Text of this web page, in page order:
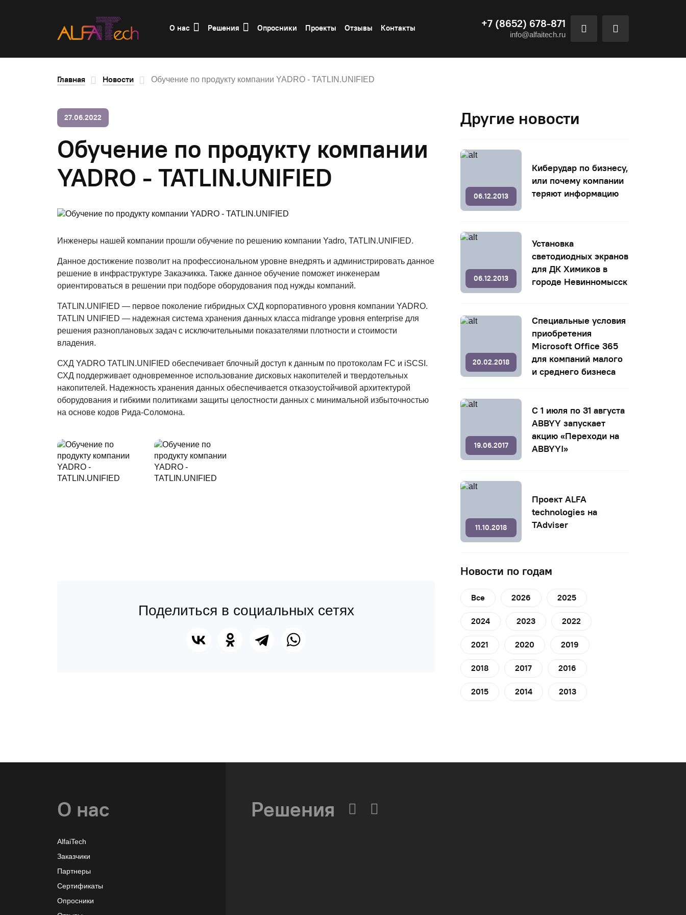
О нас Решения Опросники Проекты Отзывы Контакты +7 (8652) 678-871
info@alfaitech.ru
Главная Новости Обучение по продукту компании YADRO - TATLIN.UNIFIED
27.06.2022
Обучение по продукту компании
YADRO - TATLIN.UNIFIED
Инженеры нашей компании прошли обучение по решению компании Yadro, TATLIN.UNIFIED.
Данное достижение позволит на профессиональном уровне внедрять и администрировать данное
решение в инфраструктуре Заказчикка. Также данное обучение поможет инженерам
ориентироваться в решении при подборе оборудования под нужды компаний.
TATLIN.UNIFIED — первое поколение гибридных СХД корпоративного уровня компании YADRO.
TATLIN UNIFIED — надежная система хранения данных класса midrange уровня enterprise для
решения разноплановых задач с исключительными показателями плотности и стоимости
владения.
СХД YADRO TATLIN.UNIFIED обеспечивает блочный доступ к данным по протоколам FC и iSCSI.
СХД поддерживает одновременное использование дисковых накопителей и твердотельных
накопителей. Надежность хранения данных обеспечивается отказоустойчивой архитектурой
оборудования и гибкими политиками защиты целостности данных с минимальной избыточностью
на основе кодов Рида-Соломона.
Поделиться в социальных сетях
Другие новости
06.12.2013
Киберудар по бизнесу,
или почему компании
теряют информацию
06.12.2013
Установка
светодиодных экранов
для ДК Химиков в
городе Невинномысск
20.02.2018
Специальные условия
приобретения
Microsoft Office 365
для компаний малого
и среднего бизнеса
19.06.2017
С 1 июля по 31 августа
ABBYY запускает
акцию «Переходи на
ABBYY!»
11.10.2018
Проект ALFA
technologies на
TAdviser
Новости по годам
Все 2026 2025
2024 2023 2022
2021 2020 2019
2018 2017 2016
2015 2014 2013
О нас
AlfaiTech
Заказчики
Партнеры
Сертификаты
Опросники
Решения